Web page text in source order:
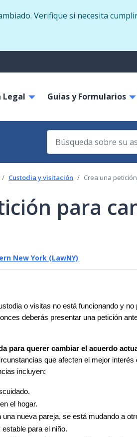
Verifique si necesita
Legal Guias y Formularios
Custodia y visitación Crea una
para
New York (LawNY)
o visitas no está funcionando y
deberás presentar una petición
para querer cambiar el acuerdo
que afecten el mejor
incluyen:
el hogar.
nueva pareja, se está mudando a
para el niño.